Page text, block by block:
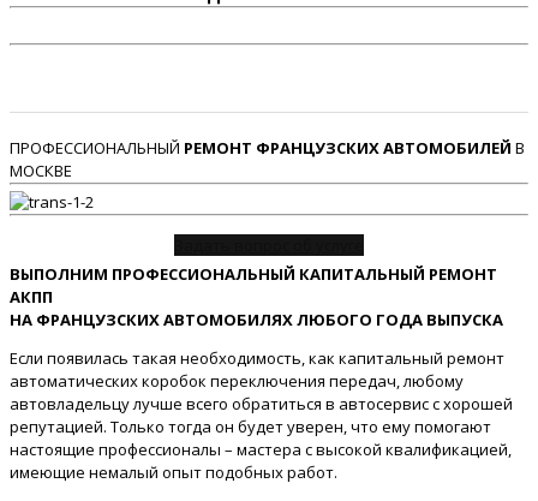
ПРОФЕССИОНАЛЬНЫЙ РЕМОНТ ФРАНЦУЗСКИХ АВТОМОБИЛЕЙ В
МОСКВЕ
ВЫПОЛНИМ ПРОФЕССИОНАЛЬНЫЙ КАПИТАЛЬНЫЙ РЕМОНТ
АКПП
НА ФРАНЦУЗСКИХ АВТОМОБИЛЯХ ЛЮБОГО ГОДА ВЫПУСКА
Если появилась такая необходимость, как капитальный ремонт
автоматических коробок переключения передач, любому
автовладельцу лучше всего обратиться в автосервис с хорошей
репутацией. Только тогда он будет уверен, что ему помогают
настоящие профессионалы – мастера с высокой квалификацией,
имеющие немалый опыт подобных работ.